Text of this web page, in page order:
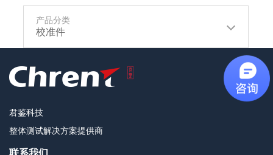
产品分类
校准件
君鉴科技
整体测试解决方案提供商
联系我们